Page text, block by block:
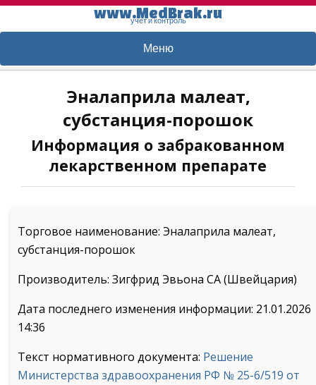
www.MedBrak.ru
учет и контроль
Меню
Эналаприла малеат,
субстанция-порошок
Информация о забракованном
лекарственном препарате
Торговое наименование: Эналаприла малеат,
субстанция-порошок
Производитель: Зигфрид Эвьона СА (Швейцария)
Дата последнего изменения информации: 21.01.2026
14:36
Текст нормативного документа: Решение
Министерства здравоохранения РФ № 25-6/519 от